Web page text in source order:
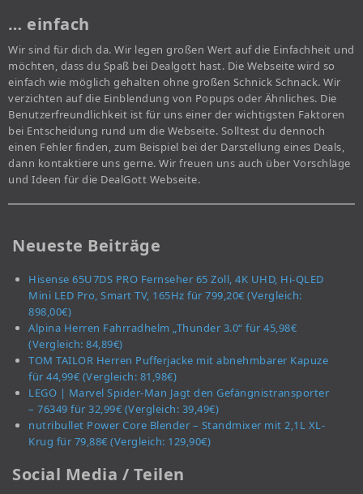
… einfach
Wir sind für dich da. Wir legen großen Wert auf die Einfachheit und
möchten, dass du Spaß bei Dealgott hast. Die Webseite wird so
einfach wie möglich gehalten ohne großen Schnick Schnack. Wir
verzichten auf die Einblendung von Popups oder Ähnliches. Die
Benutzerfreundlichkeit ist für uns einer der wichtigsten Faktoren
bei Entscheidung rund um die Webseite. Solltest du dennoch
einen Fehler finden, zum Beispiel bei der Darstellung eines Deals,
dann kontaktiere uns gerne. Wir freuen uns auch über Vorschläge
und Ideen für die DealGott Webseite.
Neueste Beiträge
Hisense 65U7DS PRO Fernseher 65 Zoll, 4K UHD, Hi-QLED
Mini LED Pro, Smart TV, 165Hz für 799,20€ (Vergleich:
898,00€)
Alpina Herren Fahrradhelm „Thunder 3.0“ für 45,98€
(Vergleich: 84,89€)
TOM TAILOR Herren Pufferjacke mit abnehmbarer Kapuze
für 44,99€ (Vergleich: 81,98€)
LEGO | Marvel Spider-Man Jagt den Gefängnistransporter
– 76349 für 32,99€ (Vergleich: 39,49€)
nutribullet Power Core Blender – Standmixer mit 2,1L XL-
Krug für 79,88€ (Vergleich: 129,90€)
Social Media / Teilen